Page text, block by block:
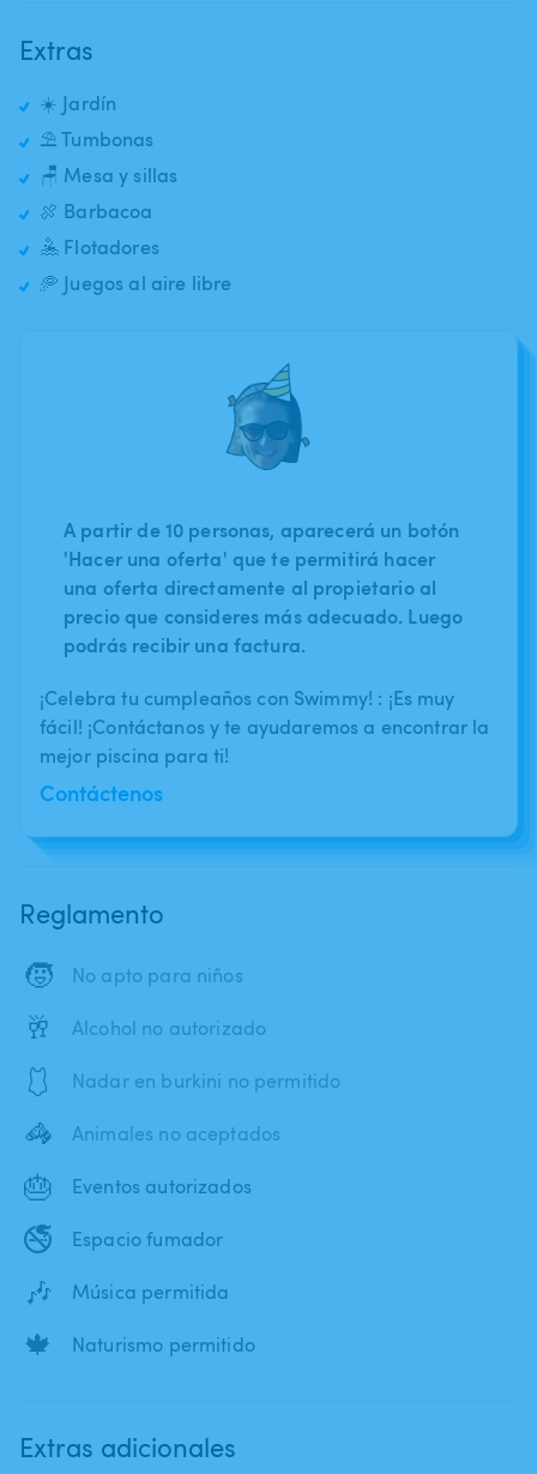
Extras
☀️ Jardín
⛱️ Tumbonas
🪑 Mesa y sillas
🍖 Barbacoa
🤽 Flotadores
🥏 Juegos al aire libre
A partir de 10 personas, aparecerá un botón
'Hacer una oferta' que te permitirá hacer
una oferta directamente al propietario al
precio que consideres más adecuado. Luego
podrás recibir una factura.
¡Celebra tu cumpleaños con Swimmy! : ¡Es muy
fácil! ¡Contáctanos y te ayudaremos a encontrar la
mejor piscina para ti!
Contáctenos
Reglamento
🧒 No apto para niños
🥂 Alcohol no autorizado
🩱 Nadar en burkini no permitido
🦓 Animales no aceptados
🎂 Eventos autorizados
🚭 Espacio fumador
🎶 Música permitida
🍁 Naturismo permitido
Extras adicionales